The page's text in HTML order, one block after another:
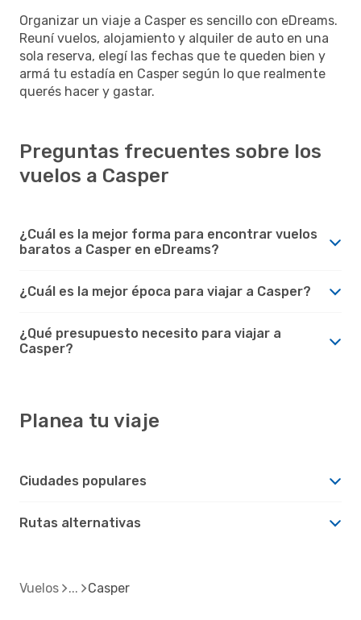
Organizar un viaje a Casper es sencillo con eDreams.
Reuní vuelos, alojamiento y alquiler de auto en una
sola reserva, elegí las fechas que te queden bien y
armá tu estadía en Casper según lo que realmente
querés hacer y gastar.
Preguntas frecuentes sobre los
vuelos a Casper
¿Cuál es la mejor forma para encontrar vuelos
baratos a Casper en eDreams?
¿Cuál es la mejor época para viajar a Casper?
¿Qué presupuesto necesito para viajar a
Casper?
Planea tu viaje
Ciudades populares
Rutas alternativas
Vuelos Casper